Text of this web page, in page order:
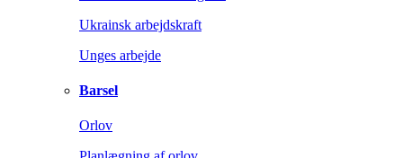
Ukrainsk arbejdskraft
Unges arbejde
Barsel
Orlov